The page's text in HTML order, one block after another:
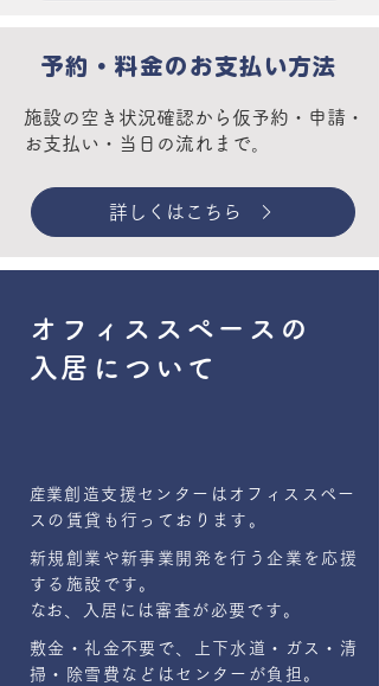
予約・料金のお支払い方法
施設の空き状況確認から仮予約・申請・
お支払い・当日の流れまで。
詳しくはこちら
オフィススペースの
入居について
​産業創造支援センターはオフィススペー
スの賃貸も行っております。
新規創業や新事業開発を行う企業を応援
する施設です。
​なお、入居には審査が必要です。
敷金・礼金不要で、上下水道・ガス・清
掃・除雪費などはセンターが負担。